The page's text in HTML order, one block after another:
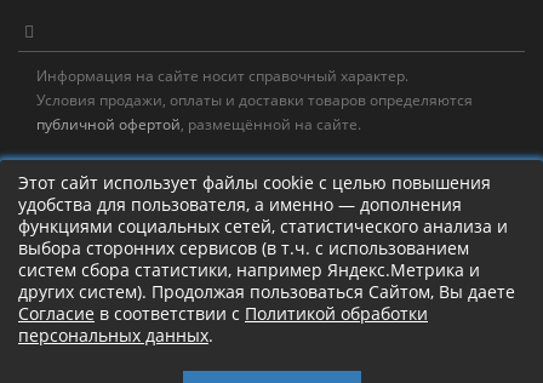
Информация на сайте носит справочный характер.
Условия продажи, оплаты и доставки товаров определяются
публичной офертой, размещённой на сайте.
Новостная рассылка
Новости, акции, распродажи и полезные советы!
Левая панель
Этот сайт использует файлы cookie с целью повышения
удобства для пользователя, а именно — дополнения
функциями социальных сетей, статистического анализа и
выбора сторонних сервисов (в т.ч. с использованием
систем сбора статистики, например Яндекс.Метрика и
других систем). Продолжая пользоваться Сайтом, Вы даете
Согласие в соответствии с Политикой обработки
персональных данных.